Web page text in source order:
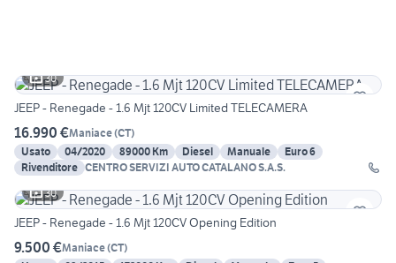
30
JEEP - Renegade - 1.6 Mjt 120CV Limited TELECAMERA
16.990 €Maniace(CT)
Usato
04/2020 89000 Km Diesel Manuale
Euro 6
Rivenditore CENTRO SERVIZI AUTO CATALANO S.A.S.
30
JEEP - Renegade - 1.6 Mjt 120CV Opening Edition
9.500 €Maniace(CT)